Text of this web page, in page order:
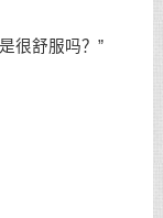
很舒服吗？”